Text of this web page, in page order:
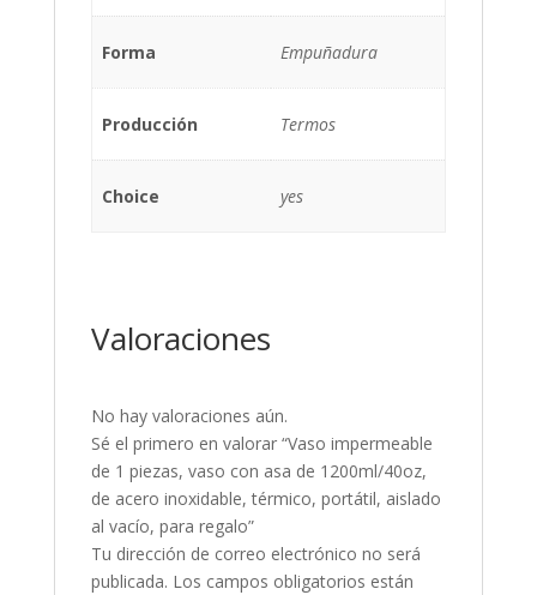
Forma Empuñadura
Producción Termos
Choice yes
Valoraciones
No hay valoraciones aún.
Sé el primero en valorar “Vaso impermeable
de 1 piezas, vaso con asa de 1200ml/40oz,
de acero inoxidable, térmico, portátil, aislado
al vacío, para regalo”
Tu dirección de correo electrónico no será
publicada. Los campos obligatorios están